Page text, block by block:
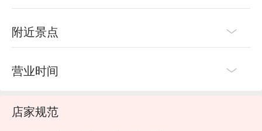
浸在独特的非日常体验中，感受食材的无限魅力。
【更多推荐】
「IBERICO-YA 伊比利屋」北新地店的地理位置非常优越，位
于大阪北区堂岛，距离热闹的北新地站不远，交通便利，让你
轻松抵达享受美食。餐厅内部装潢营造出雅致而具有VIP感的
感官的奢华体验，这里绝对是不容错过的选择，赶快使用
附近景点
营业时间
店家规范